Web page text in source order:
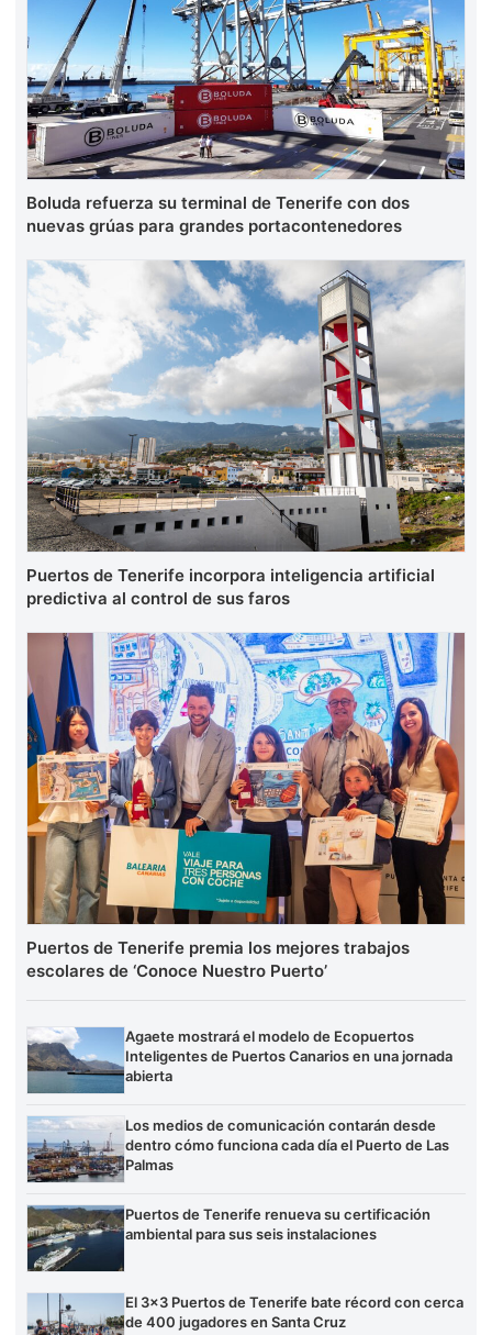
Boluda refuerza su terminal de Tenerife con dos
nuevas grúas para grandes portacontenedores
Puertos de Tenerife incorpora inteligencia artificial
predictiva al control de sus faros
Puertos de Tenerife premia los mejores trabajos
escolares de ‘Conoce Nuestro Puerto’
Agaete mostrará el modelo de Ecopuertos
Inteligentes de Puertos Canarios en una jornada
abierta
Los medios de comunicación contarán desde
dentro cómo funciona cada día el Puerto de Las
Palmas
Puertos de Tenerife renueva su certificación
ambiental para sus seis instalaciones
El 3×3 Puertos de Tenerife bate récord con cerca
de 400 jugadores en Santa Cruz